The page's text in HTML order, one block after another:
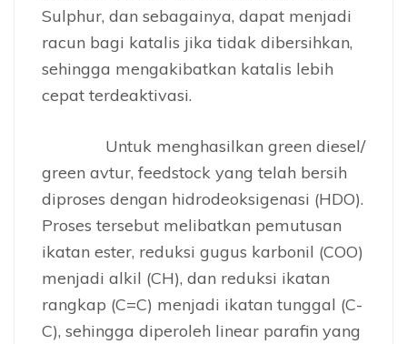
Sulphur, dan sebagainya, dapat menjadi
racun bagi katalis jika tidak dibersihkan,
sehingga mengakibatkan katalis lebih
cepat terdeaktivasi.
Untuk menghasilkan green diesel/
green avtur, feedstock yang telah bersih
diproses dengan hidrodeoksigenasi (HDO).
Proses tersebut melibatkan pemutusan
ikatan ester, reduksi gugus karbonil (COO)
menjadi alkil (CH), dan reduksi ikatan
rangkap (C=C) menjadi ikatan tunggal (C-
C), sehingga diperoleh linear parafin yang